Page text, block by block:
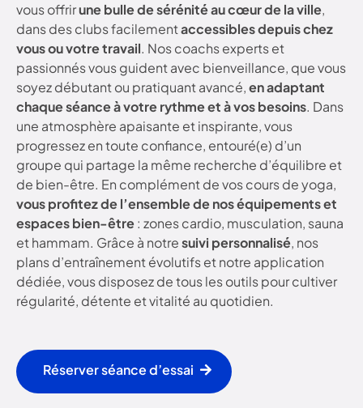
vous offrirune bulle de sérénité au cœur de la ville,
dans des clubs facilementaccessibles depuis chez
vous ou votre travail. Nos coachs experts et
passionnés vous guident avec bienveillance, que vous
soyez débutant ou pratiquant avancé,en adaptant
chaque séance à votre rythme et à vos besoins. Dans
une atmosphère apaisante et inspirante, vous
progressez en toute confiance, entouré(e) d’un
groupe qui partage la même recherche d’équilibre et
de bien-être. En complément de vos cours de yoga,
vous profitez de l’ensemble de nos équipements et
espaces bien-être: zones cardio, musculation, sauna
et hammam. Grâce à notresuivi personnalisé, nos
plans d’entraînement évolutifs et notre application
dédiée, vous disposez de tous les outils pour cultiver
régularité, détente et vitalité au quotidien.
Réserver séance d’essai